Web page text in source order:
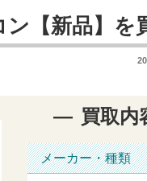
【新品】を
買取内
メーカー・種類